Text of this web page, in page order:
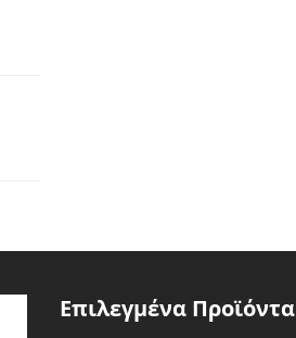
Επιλεγμένα Προϊόντα